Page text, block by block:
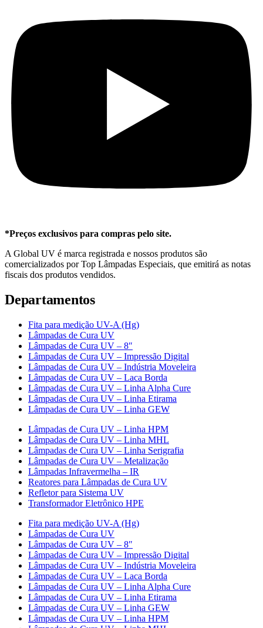
*Preços exclusivos para compras pelo site.
A Global UV é marca registrada e nossos produtos são
comercializados por Top Lâmpadas Especiais, que emitirá as notas
fiscais dos produtos vendidos.
Departamentos
Fita para medição UV-A (Hg)
Lâmpadas de Cura UV
Lâmpadas de Cura UV – 8″
Lâmpadas de Cura UV – Impressão Digital
Lâmpadas de Cura UV – Indústria Moveleira
Lâmpadas de Cura UV – Laca Borda
Lâmpadas de Cura UV – Linha Alpha Cure
Lâmpadas de Cura UV – Linha Etirama
Lâmpadas de Cura UV – Linha GEW
Lâmpadas de Cura UV – Linha HPM
Lâmpadas de Cura UV – Linha MHL
Lâmpadas de Cura UV – Linha Serigrafia
Lâmpadas de Cura UV – Metalização
Lâmpadas Infravermelha – IR
Reatores para Lâmpadas de Cura UV
Refletor para Sistema UV
Transformador Eletrônico HPE
Fita para medição UV-A (Hg)
Lâmpadas de Cura UV
Lâmpadas de Cura UV – 8″
Lâmpadas de Cura UV – Impressão Digital
Lâmpadas de Cura UV – Indústria Moveleira
Lâmpadas de Cura UV – Laca Borda
Lâmpadas de Cura UV – Linha Alpha Cure
Lâmpadas de Cura UV – Linha Etirama
Lâmpadas de Cura UV – Linha GEW
Lâmpadas de Cura UV – Linha HPM